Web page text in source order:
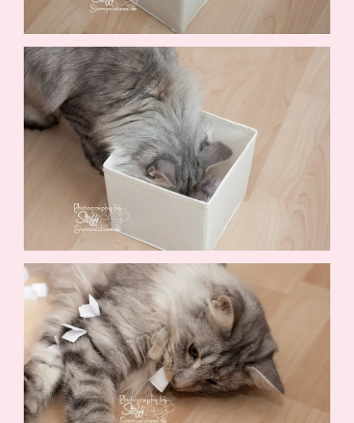
Tipps & Tricks
Ordnungstipps
Suche Impressum Datenschutz